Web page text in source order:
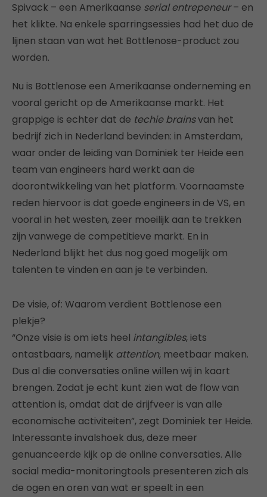
Spivack – een Amerikaanse serial entrepeneur– en
het klikte. Na enkele sparringsessies had het duo de
lijnen staan van wat het Bottlenose-product zou
worden.
Nu is Bottlenose een Amerikaanse onderneming en
vooral gericht op de Amerikaanse markt. Het
grappige is echter dat de techie brainsvan het
bedrijf zich in Nederland bevinden: in Amsterdam,
waar onder de leiding van Dominiek ter Heide een
team van engineers hard werkt aan de
doorontwikkeling van het platform. Voornaamste
reden hiervoor is dat goede engineers in de VS, en
vooral in het westen, zeer moeilijk aan te trekken
zijn vanwege de competitieve markt. En in
Nederland blijkt het dus nog goed mogelijk om
talenten te vinden en aan je te verbinden.
De visie, of: Waarom verdient Bottlenose een
plekje?
“Onze visie is om iets heel intangibles, iets
ontastbaars, namelijk attention, meetbaar maken.
Dus al die conversaties online willen wij in kaart
brengen. Zodat je echt kunt zien wat de flow van
attention is, omdat dat de drijfveer is van alle
economische activiteiten”, zegt Dominiek ter Heide.
Interessante invalshoek dus, deze meer
genuanceerde kijk op de online conversaties. Alle
social media-monitoringtools presenteren zich als
de ogen en oren van wat er speelt in een